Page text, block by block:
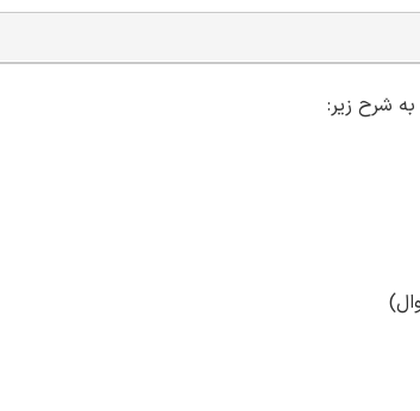
به شرح زیر: